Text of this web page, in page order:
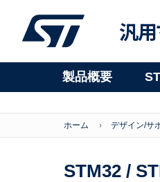
汎
製品概要
ホーム デザイン/サ
STM32 /